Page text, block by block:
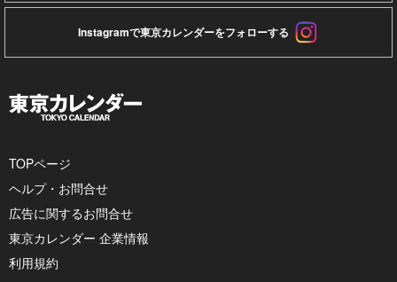
Instagramで東京カレンダーをフォローする
TOPページ
ヘルプ・お問合せ
広告に関するお問合せ
東京カレンダー 企業情報
利用規約